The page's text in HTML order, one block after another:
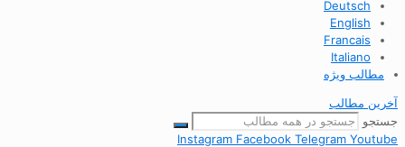
Deutsch
English
Francais
Italiano
مطالب ویژه
آخرین مطالب
جستجو
Instagram Facebook Telegram Youtube